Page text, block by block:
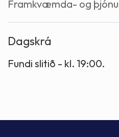
Framkvæmda- og
Dagskrá
Fundi slitið - kl. 19:00.